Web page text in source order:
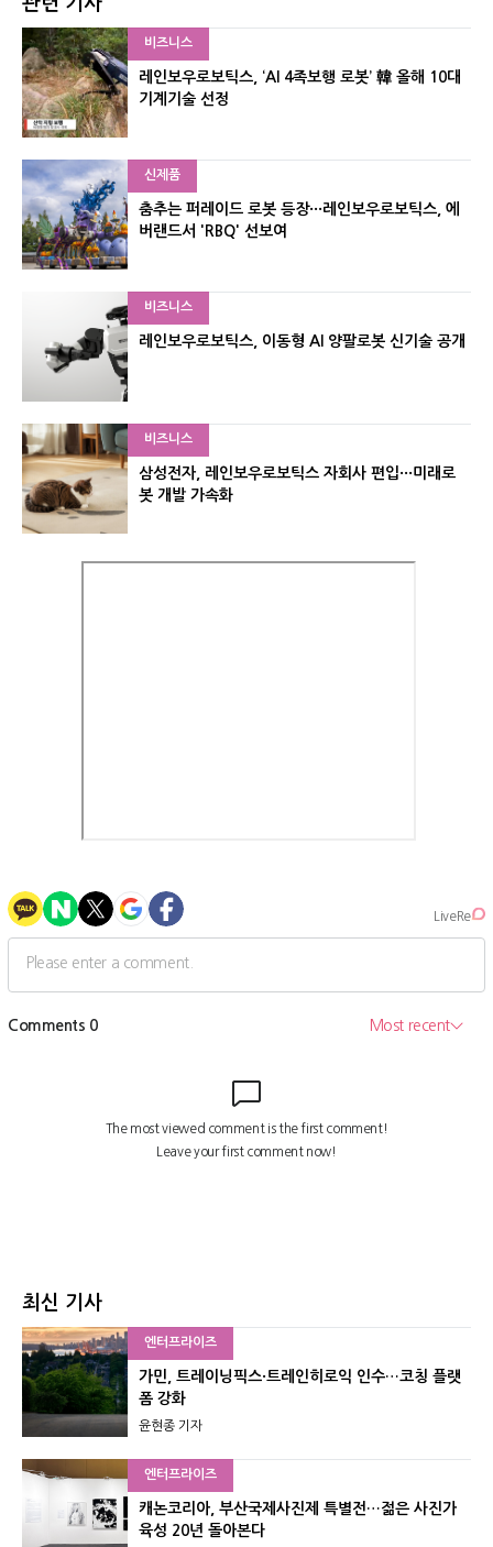
비즈니스
레인보우로보틱스, ‘AI 4족보행 로봇’ 韓 올해 10대
기계기술 선정
신제품
춤추는 퍼레이드 로봇 등장···레인보우로보틱스, 에
버랜드서 'RBQ' 선보여
비즈니스
레인보우로보틱스, 이동형 AI 양팔로봇 신기술 공개
비즈니스
삼성전자, 레인보우로보틱스 자회사 편입···미래로
봇 개발 가속화
최신 기사
엔터프라이즈
가민, 트레이닝픽스·트레인히로익 인수…코칭 플랫
폼 강화
윤현종 기자
엔터프라이즈
캐논코리아, 부산국제사진제 특별전…젊은 사진가
육성 20년 돌아본다